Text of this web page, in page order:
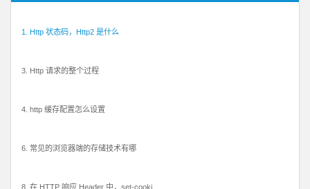
1. Http 状态码，Http2 是什么
3. Http 请求的整个过程
4. http 缓存配置怎么设置
6. 常见的浏览器端的存储技术有哪
8. 在 HTTP 响应 Header 中，set-cooki